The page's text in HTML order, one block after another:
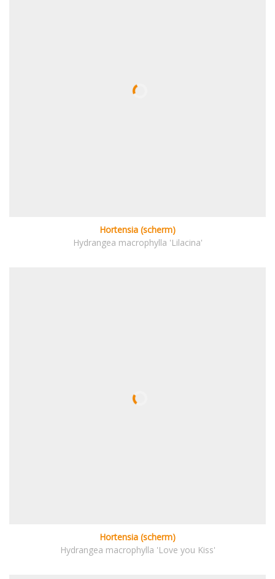
Hortensia (scherm)
Hydrangea macrophylla 'Lilacina'
Hortensia (scherm)
Hydrangea macrophylla 'Love you Kiss'